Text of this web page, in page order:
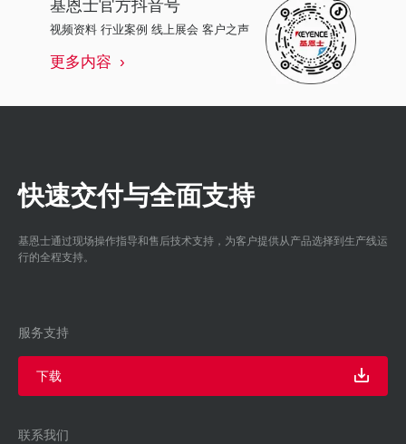
视频资料 行业案例 线上展会 客户之声
更多内容
快速交付与全面支持
基恩士通过现场操作指导和售后技术支持，为客户提供从产品选择到生产线运
行的全程支持。
服务支持
下载
联系我们